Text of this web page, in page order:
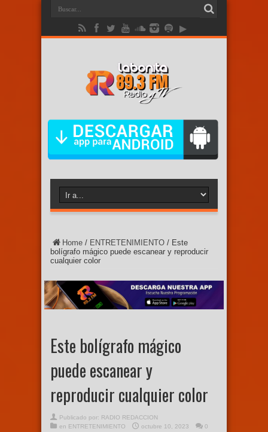
Home / ENTRETENIMIENTO / Este
bolígrafo mágico puede escanear y reproducir
cualquier color
Este bolígrafo mágico
puede escanear y
reproducir cualquier color
Publicado por: RADIO REDACCION
en ENTRETENIMIENTO octubre 10, 2023 0